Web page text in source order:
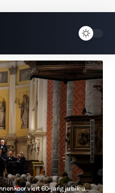
viert 60-jarig jubileum voor volle St. Martinuskerk